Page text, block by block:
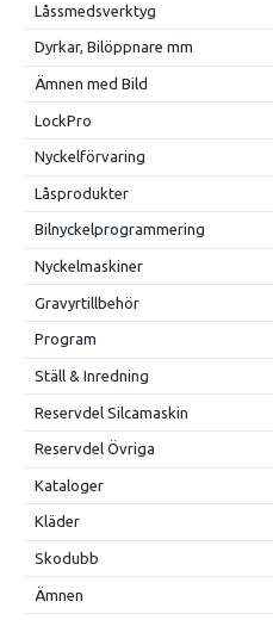
Låssmedsverktyg
Dyrkar, Bilöppnare mm
Ämnen med Bild
LockPro
Nyckelförvaring
Låsprodukter
Bilnyckelprogrammering
Nyckelmaskiner
Gravyrtillbehör
Program
Ställ & Inredning
Reservdel Silcamaskin
Reservdel Övriga
Kataloger
Kläder
Skodubb
Ämnen